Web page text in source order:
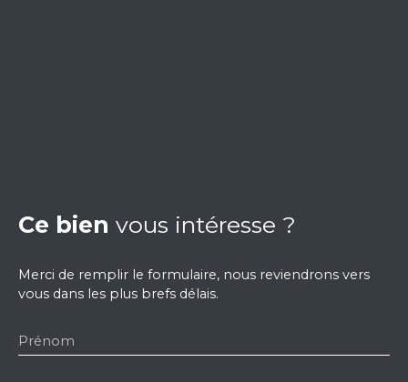
Ce bien vous intéresse ?
Merci de remplir le formulaire, nous reviendrons vers
vous dans les plus brefs délais.
Prénom